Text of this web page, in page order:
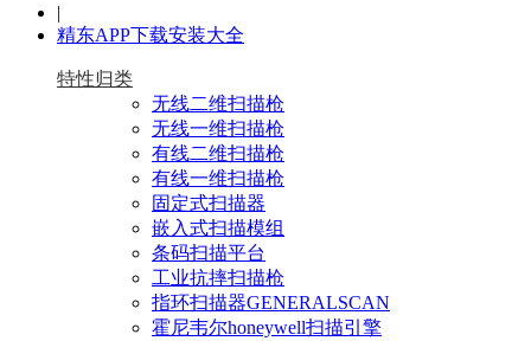
|
精东APP下载安装大全
特性归类
无线二维扫描枪
无线一维扫描枪
有线二维扫描枪
有线一维扫描枪
固定式扫描器
嵌入式扫描模组
条码扫描平台
工业抗摔扫描枪
指环扫描器GENERALSCAN
霍尼韦尔honeywell扫描引擎